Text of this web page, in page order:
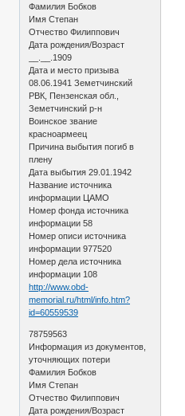
Фамилия Бобков
Имя Степан
Отчество Филиппович
Дата рождения/Возраст
__.__.1909
Дата и место призыва
08.06.1941 Земетчинский
РВК, Пензенская обл.,
Земетчинский р-н
Воинское звание
красноармеец
Причина выбытия погиб в
плену
Дата выбытия 29.01.1942
Название источника
информации ЦАМО
Номер фонда источника
информации 58
Номер описи источника
информации 977520
Номер дела источника
информации 108
http://www.obd-
memorial.ru/html/info.htm?
id=60559539
78759563
Информация из документов,
уточняющих потери
Фамилия Бобков
Имя Степан
Отчество Филиппович
Дата рождения/Возраст